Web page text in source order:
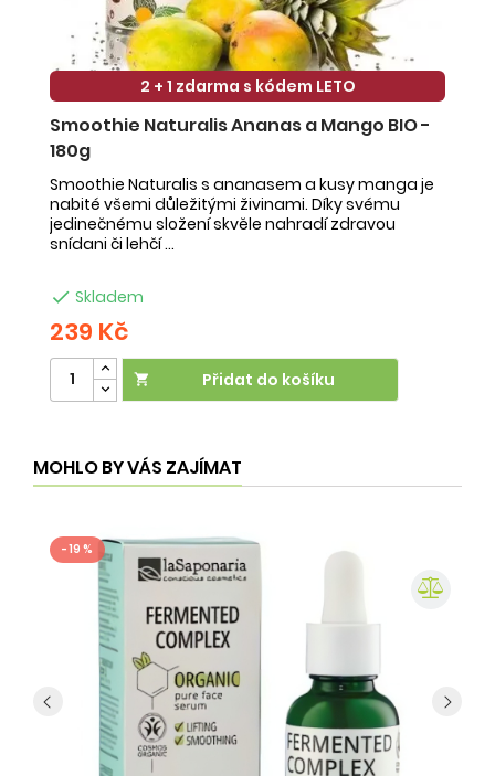
2 + 1 zdarma s kódem LETO
Smoothie Naturalis Ananas a Mango BIO -
180g
Smoothie Naturalis s ananasem a kusy manga je
nabité všemi důležitými živinami. Díky svému
jedinečnému složení skvěle nahradí zdravou
snídani či lehčí ...
 Skladem
239 Kč
 Přidat do košíku
MOHLO BY VÁS ZAJÍMAT
- 19 %